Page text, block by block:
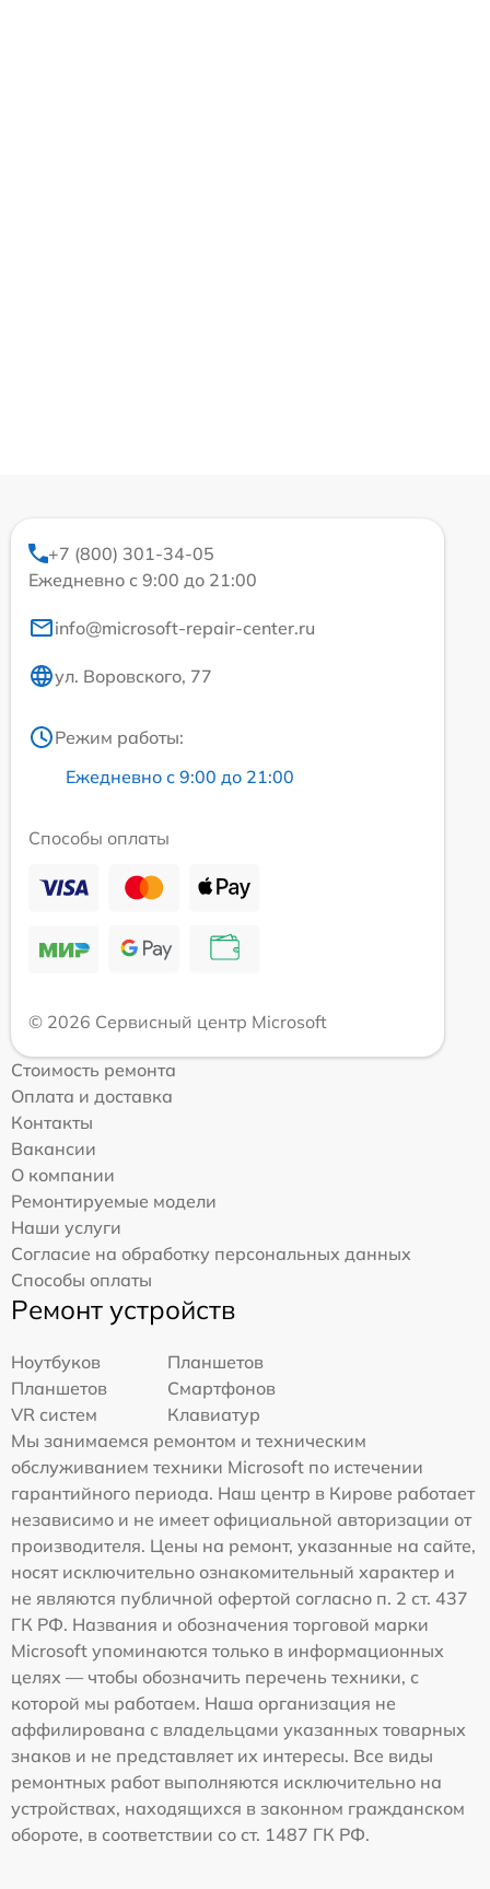
+7 (800) 301-34-05
Ежедневно с 9:00 до 21:00
info@microsoft-repair-center.ru
ул. Воровского, 77
Режим работы:
Ежедневно с 9:00 до 21:00
Способы оплаты
© 2026 Сервисный центр Microsoft
Стоимость ремонта
Оплата и доставка
Контакты
Вакансии
О компании
Ремонтируемые модели
Наши услуги
Согласие на обработку персональных данных
Способы оплаты
Ремонт устройств
Ноутбуков
Планшетов
Планшетов
Смартфонов
VR систем
Клавиатур
Мы занимаемся ремонтом и техническим
обслуживанием техники Microsoft по истечении
гарантийного периода. Наш центр в Кирове работает
независимо и не имеет официальной авторизации от
производителя. Цены на ремонт, указанные на сайте,
носят исключительно ознакомительный характер и
не являются публичной офертой согласно п. 2 ст. 437
ГК РФ. Названия и обозначения торговой марки
Microsoft упоминаются только в информационных
целях — чтобы обозначить перечень техники, с
которой мы работаем. Наша организация не
аффилирована с владельцами указанных товарных
знаков и не представляет их интересы. Все виды
ремонтных работ выполняются исключительно на
устройствах, находящихся в законном гражданском
обороте, в соответствии со ст. 1487 ГК РФ.